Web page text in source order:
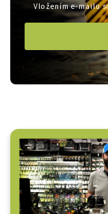
Vložením e-mailu